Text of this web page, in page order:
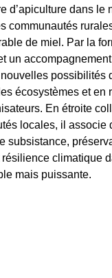
d’apiculture dans le
communautés
de miel. Par la
un
possibilités
écosystèmes et en
En étroite
locales, il associe
subsistance,
résilience climatique
mais puissante.